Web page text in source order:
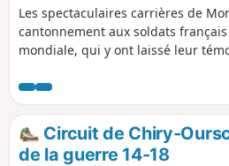
Les spectaculaires carrières de
cantonnement aux soldats
mondiale, qui y ont laissé leur
Machemontoise, fait revivre ces
visites. Cette randonnée se
carrières, principalement à travers
revue le patrimoine de la
Circuit de Chiry-
de la guerre 14-18